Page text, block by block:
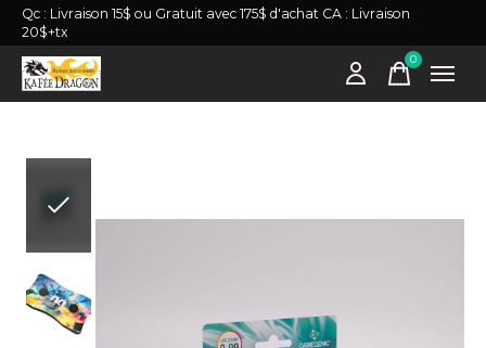
Qc : Livraison 15$ ou Gratuit avec 175$ d'achat CA : Livraison
20$+tx
0items